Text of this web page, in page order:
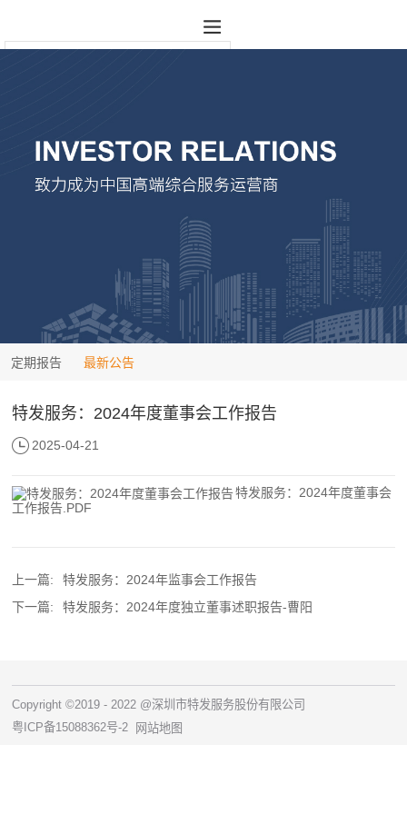
定期报告 最新公告
特发服务：2024年度董事会工作报告
2025-04-21
特发服务：2024年度董事会
工作报告.PDF
上一篇:
特发服务：2024年监事会工作报告
下一篇:
特发服务：2024年度独立董事述职报告-曹阳
Copyright ©2019 - 2022 @深圳市特发服务股份有限公司
粤ICP备15088362号-2
网站地图